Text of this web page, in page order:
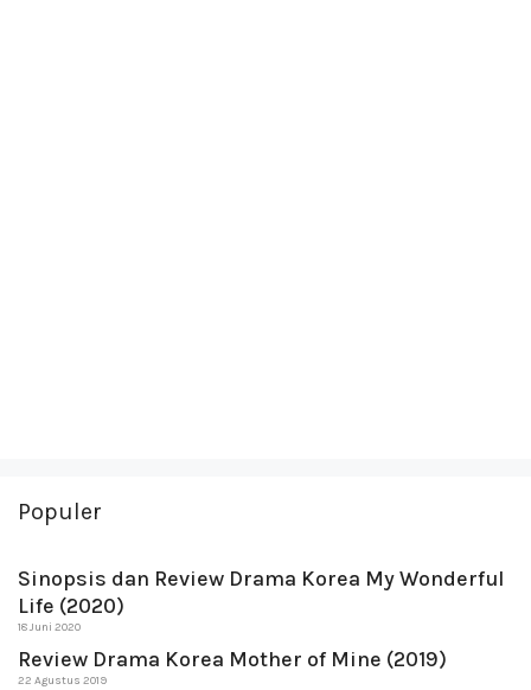
Populer
Sinopsis dan Review Drama Korea My Wonderful
Life (2020)
18 Juni 2020
Review Drama Korea Mother of Mine (2019)
22 Agustus 2019